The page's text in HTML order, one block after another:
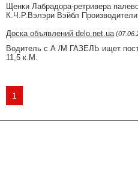
Щенки Лабрадора-ретривера
К.Ч.Р.Вэлэри Вэйбл
Доска объявлений delo.net.ua (
Водитель с А /М ГАЗЕЛЬ ищет
11,5 к.М.
1